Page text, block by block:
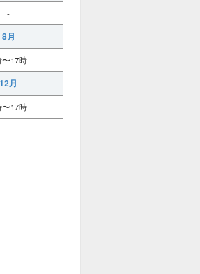
-
8月
〜17時
12月
〜17時